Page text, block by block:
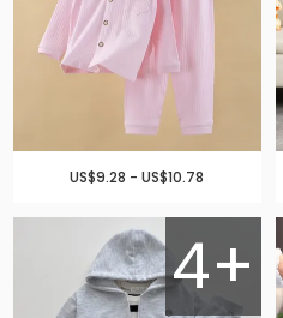
US$9.28 - US$10.78
4+